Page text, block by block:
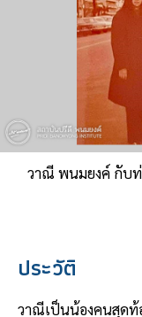
วาณี พนมยงค์ กับ
ประวัติ
วาณีเป็นน้องคนสุดท้